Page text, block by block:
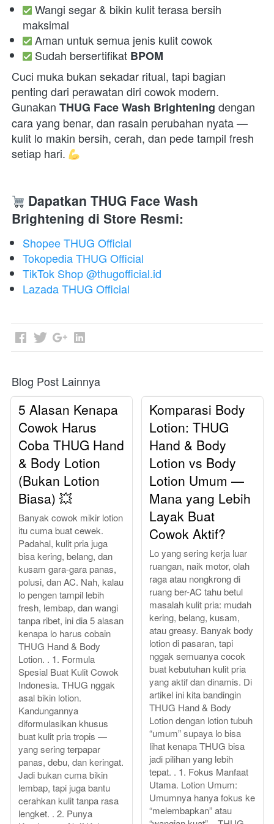
Wangi segar & bikin kulit terasa bersih
maksimal
Aman untuk semua jenis kulit cowok
Sudah bersertifikat BPOM
Cuci muka bukan sekadar ritual, tapi bagian
penting dari perawatan diri cowok modern.
Gunakan THUG Face Wash Brightening dengan
cara yang benar, dan rasain perubahan nyata —
kulit lo makin bersih, cerah, dan pede tampil fresh
setiap hari.
Dapatkan THUG Face Wash
Brightening di Store Resmi:
Shopee THUG Official
Tokopedia THUG Official
TikTok Shop @thugofficial.id
Lazada THUG Official
Blog Post Lainnya
5 Alasan Kenapa
Cowok Harus
Coba THUG Hand
& Body Lotion
(Bukan Lotion
Biasa) 💥
Banyak cowok mikir lotion
itu cuma buat cewek.
Padahal, kulit pria juga
bisa kering, belang, dan
kusam gara-gara panas,
polusi, dan AC. Nah, kalau
lo pengen tampil lebih
fresh, lembap, dan wangi
tanpa ribet, ini dia 5 alasan
kenapa lo harus cobain
THUG Hand & Body
Lotion. . 1. Formula
Spesial Buat Kulit Cowok
Indonesia. THUG nggak
asal bikin lotion.
Kandungannya
diformulasikan khusus
buat kulit pria tropis —
yang sering terpapar
panas, debu, dan keringat.
Jadi bukan cuma bikin
lembap, tapi juga bantu
cerahkan kulit tanpa rasa
lengket. . 2. Punya
Komparasi Body
Lotion: THUG
Hand & Body
Lotion vs Body
Lotion Umum —
Mana yang Lebih
Layak Buat
Cowok Aktif?
Lo yang sering kerja luar
ruangan, naik motor, olah
raga atau nongkrong di
ruang ber-AC tahu betul
masalah kulit pria: mudah
kering, belang, kusam,
atau greasy. Banyak body
lotion di pasaran, tapi
nggak semuanya cocok
buat kebutuhan kulit pria
yang aktif dan dinamis. Di
artikel ini kita bandingin
THUG Hand & Body
Lotion dengan lotion tubuh
“umum” supaya lo bisa
lihat kenapa THUG bisa
jadi pilihan yang lebih
tepat. . 1. Fokus Manfaat
Utama. Lotion Umum:
Umumnya hanya fokus ke
“melembapkan” atau